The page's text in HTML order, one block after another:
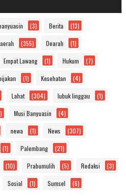
(3) Berita (13)
(355) Dearah (1)
Empat Lawang (1) Hukum (7)
(1) Kesehatan (4)
Lahat (304) lubuk linggau (1)
Musi Banyuasin (4)
newa (1) News (307)
(1) Palembang (21)
(10) Prabumulih (5) Redaksi (3)
Sosial (1) Sumsel (6)